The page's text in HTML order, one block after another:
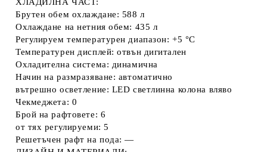
Брутен обем охлаждане: 588 л
Охлаждане на нетния обем: 435 л
Регулируем температурен диапазон: +5 °C
Температурен дисплей: отвън дигитален
Охладителна система: динамична
Начин на размразяване: автоматично
вътрешно осветление: LED светлинна колона вляво
Чекмеджета: 0
Брой на рафтовете: 6
от тях регулируеми: 5
Решетъчен рафт на пода: —